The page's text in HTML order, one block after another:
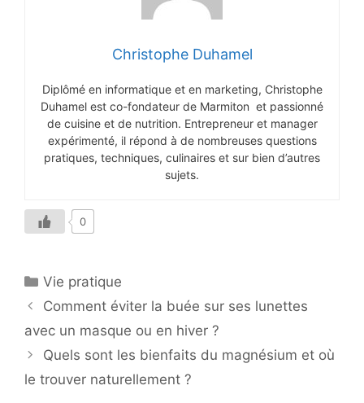
Christophe Duhamel
Diplômé en informatique et en marketing, Christophe
Duhamel est co-fondateur de Marmiton et passionné
de cuisine et de nutrition. Entrepreneur et manager
expérimenté, il répond à de nombreuses questions
pratiques, techniques, culinaires et sur bien d’autres
sujets.
0
Catégories
Vie pratique
Comment éviter la buée sur ses lunettes
avec un masque ou en hiver ?
Quels sont les bienfaits du magnésium et où
le trouver naturellement ?